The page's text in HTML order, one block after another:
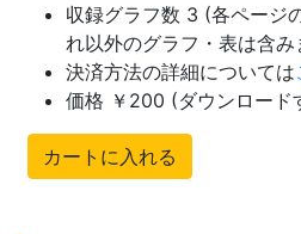
収録グラフ数 3 (各ページ
れ以外のグラフ・表は含み
決済方法の詳細については
価格 ￥200 (ダウンロード
カートに入れる